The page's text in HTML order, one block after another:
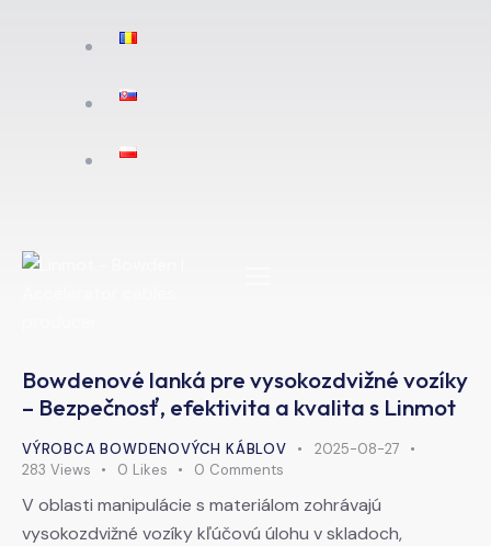
Bowdenové lanká pre vysokozdvižné vozíky
– Bezpečnosť, efektivita a kvalita s Linmot
VÝROBCA BOWDENOVÝCH KÁBLOV
2025-08-27
283 Views 0 Likes 0 Comments
V oblasti manipulácie s materiálom zohrávajú
vysokozdvižné vozíky kľúčovú úlohu v skladoch,